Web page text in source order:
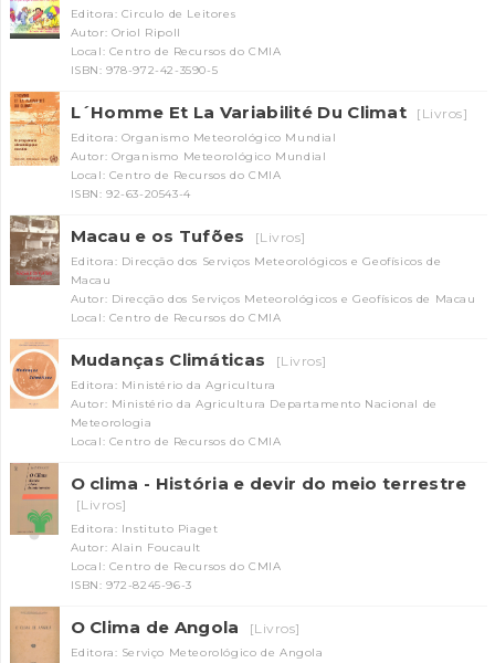
Editora: Circulo de Leitores
Autor: Oriol Ripoll
Local: Centro de Recursos do CMIA
ISBN: 978-972-42-3590-5
L´Homme Et La Variabilité Du Climat [Livros]
Editora: Organismo Meteorológico Mundial
Autor: Organismo Meteorológico Mundial
Local: Centro de Recursos do CMIA
ISBN: 92-63-20543-4
Macau e os Tufões [Livros]
Editora: Direcção dos Serviços Meteorológicos e Geofísicos de
Macau
Autor: Direcção dos Serviços Meteorológicos e Geofísicos de Macau
Local: Centro de Recursos do CMIA
Mudanças Climáticas [Livros]
Editora: Ministério da Agricultura
Autor: Ministério da Agricultura Departamento Nacional de
Meteorologia
Local: Centro de Recursos do CMIA
O clima - História e devir do meio terrestre
[Livros]
Editora: Instituto Piaget
Autor: Alain Foucault
Local: Centro de Recursos do CMIA
ISBN: 972-8245-96-3
O Clima de Angola [Livros]
Editora: Serviço Meteorológico de Angola